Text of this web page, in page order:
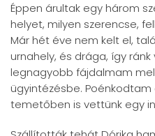
Éppen árultak egy három
helyet, milyen szerencse,
Már hét éve nem kelt el,
urnahely, és drága, így ránk
legnagyobb fájdalmam
ügyintézésbe.
temetőben is vettünk egy